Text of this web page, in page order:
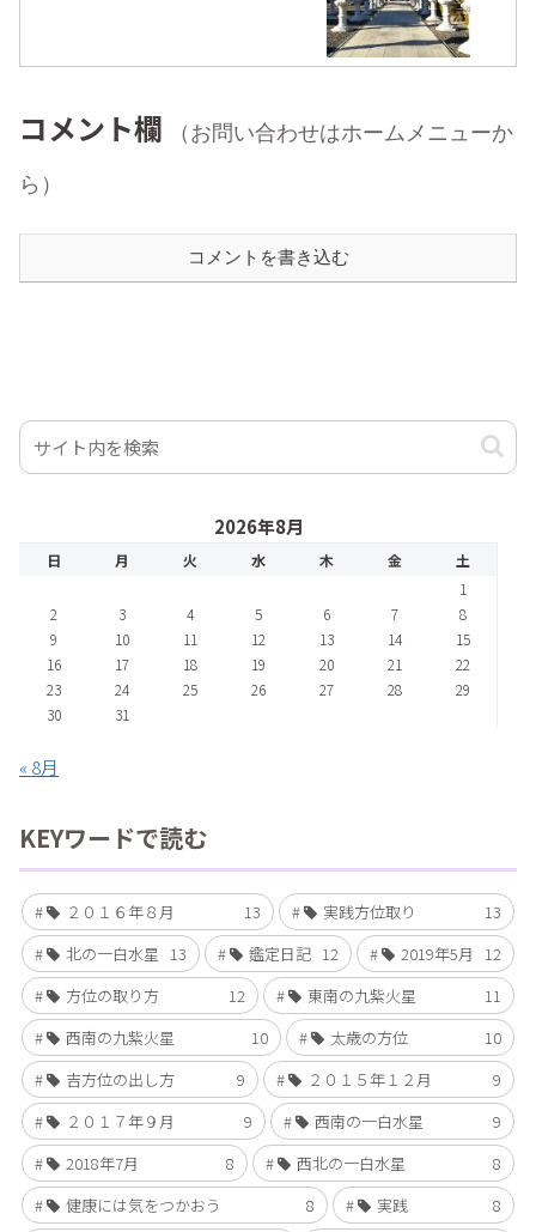
コメント欄
（お問い合わせはホームメニューか
ら）
コメントを書き込む
2026年8月
日 月 火 水 木 金
土
1
2
3 4 5 6 7
8
9
10 11 12 13 14
15
16
17 18 19 20 21
22
23
24 25 26 27 28
29
30
31
« 8月
KEYワードで読む
２０１６年８月 13 実践方位取り
13
北の一白水星 13 鑑定日記 12 2019年5月
12
方位の取り方
12 東南の九紫火星
11
西南の九紫火星
10 太歳の方位
10
吉方位の出し方
9 ２０１５年１２月
9
２０１７年９月
9 西南の一白水星
9
2018年7月
8 西北の一白水星
8
健康には気をつかおう
8 実践 8